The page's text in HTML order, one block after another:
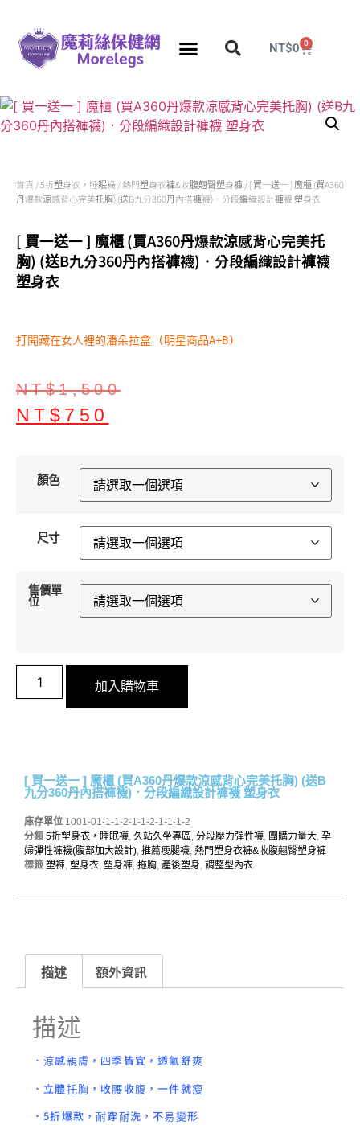
NT$0 0
首頁 /5折塑身衣，睡眠襪/熱門塑身衣褲&收腹翹臀塑身褲/ [ 買一送一 ] 魔櫃 (買A360
丹爆款涼感背心完美托胸) (送B九分360丹內搭褲襪)．分段編織設計褲襪 塑身衣
[ 買一送一 ] 魔櫃 (買A360丹爆款涼感背心完美托
胸) (送B九分360丹內搭褲襪)．分段編織設計褲襪
塑身衣
打開藏在女人裡的潘朵拉盒 (明星商品A+B)
NT$1,500
NT$ 750
顏色
尺寸
售價單
位
加入購物車
[ 買一送一 ] 魔櫃 (買A360丹爆款涼感背心完美托胸) (送B
九分360丹內搭褲襪)．分段編織設計褲襪 塑身衣
庫存單位 1001-01-1-1-2-1-1-2-1-1-1-2
分類 5折塑身衣，睡眠襪 久站久坐專區 分段壓力彈性襪 團購力量大 孕
婦彈性褲襪(腹部加大設計) 推薦瘦腿襪 熱門塑身衣褲&收腹翹臀塑身褲
標籤 塑褲 塑身衣 塑身褲 拖胸 產後塑身 調整型內衣
描述 額外資訊
描述
．涼感親膚，四季皆宜，透氣舒爽
．立體托胸，收腰收腹，一件就瘦
．5折爆款，耐穿耐洗，不易變形